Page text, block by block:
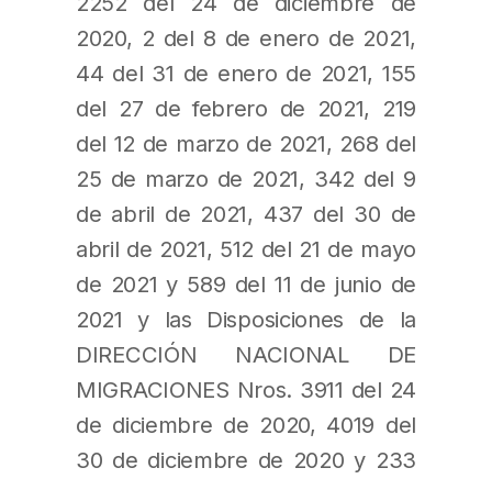
2020, 2 del 8 de enero de 2021,
44 del 31 de enero de 2021, 155
del 27 de febrero de 2021, 219
del 12 de marzo de 2021, 268 del
25 de marzo de 2021, 342 del 9
de abril de 2021, 437 del 30 de
abril de 2021, 512 del 21 de mayo
de 2021 y 589 del 11 de junio de
2021 y las Disposiciones de la
DIRECCIÓN NACIONAL DE
MIGRACIONES Nros. 3911 del 24
de diciembre de 2020, 4019 del
30 de diciembre de 2020 y 233